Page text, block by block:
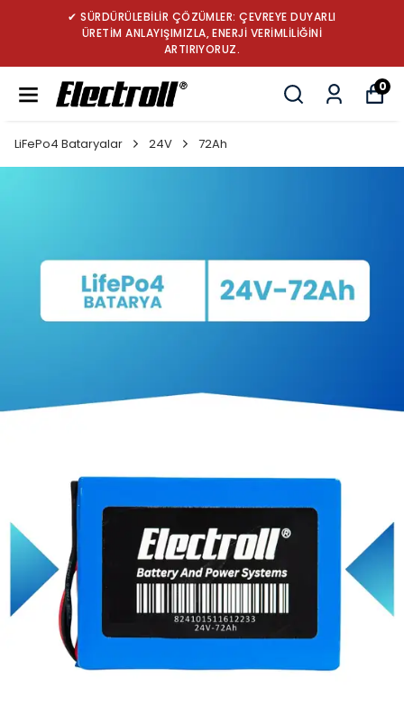
✔ TÜRKİYE’NİN LİDER ROBOT SÜPÜRGE BATARYA
MARKASI: GÜÇ, DAYANIKLILIK VE YENİLİK
0
LiFePo4 Bataryalar 24V 72Ah